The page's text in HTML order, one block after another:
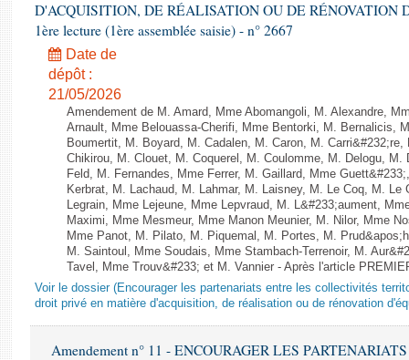
D'ACQUISITION, DE RÉALISATION OU DE RÉNOVATION
1ère lecture (1ère assemblée saisie) - n° 2667
Date de
dépôt :
21/05/2026
Amendement de M. Amard, Mme Abomangoli, M. Alexandre,
Arnault, Mme Belouassa-Cherifi, Mme Bentorki, M. Bernalicis,
Boumertit, M. Boyard, M. Cadalen, M. Caron, M.
Chikirou, M. Clouet, M. Coquerel, M. Coulomme, M. Delogu, M.
Feld, M. Fernandes, Mme Ferrer, M. Gaillard, Mme
Kerbrat, M. Lachaud, M. Lahmar, M. Laisney, M. Le Coq, M. Le
Legrain, Mme Lejeune, Mme Lepvraud, M. L&#233;aument,
Maximi, Mme Mesmeur, Mme Manon Meunier, M. Nilor, Mme
Mme Panot, M. Pilato, M. Piquemal, M. Portes, M.
M. Saintoul, Mme Soudais, Mme Stambach-Terrenoir, M.
Tavel, Mme Trouv&#233; et M. Vannier - Après l'article
Voir le dossier (Encourager les partenariats entre les collectivités
droit privé en matière d'acquisition, de réalisation ou de rénovation
Amendement n° 11 - ENCOURAGER LES